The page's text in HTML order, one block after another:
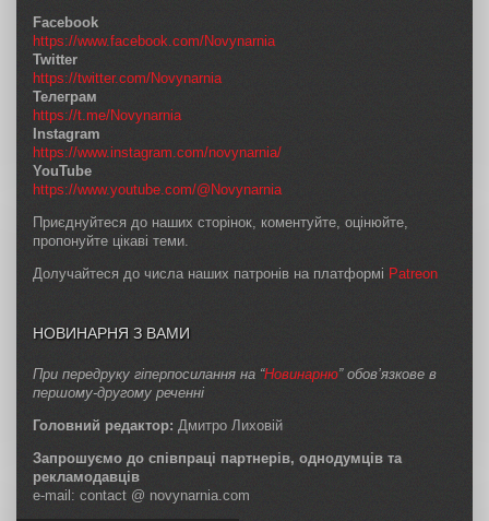
Facebook
https://www.facebook.com/Novynarnia
Twitter
https://twitter.com/Novynarnia
Телеграм
https://t.me/Novynarnia
Instagram
https://www.instagram.com/novynarnia/
YouTube
https://www.youtube.com/@Novynarnia
Приєднуйтеся до наших сторінок, коментуйте, оцінюйте,
пропонуйте цікаві теми.
Долучайтеся до числа наших патронів на платформі Patreon
НОВИНАРНЯ З ВАМИ
При передруку гіперпосилання на “Новинарню” обов’язкове в
першому-другому реченні
Головний редактор: Дмитро Лиховій
Запрошуємо до співпраці партнерів, однодумців та
рекламодавців
e-mail: contact @ novynarnia.com